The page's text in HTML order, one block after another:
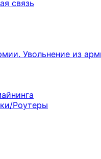
связь
Увольнение из
Роутеры